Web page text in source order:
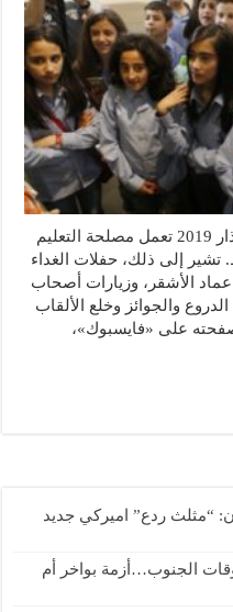
نعمة نعمة- جريدة الاخبار الاثنين 4 آذار 2019 تعمل مصلحة التعليم
تشير إلى ذلك، حفلات الغداء
الأشقر، وزيارات أصحاب
والجوائز وخلع الألقاب
على «فايسبوك»،
“مثلث ردع” اميركي جديد
الجنوب…أزمة بواخر أم